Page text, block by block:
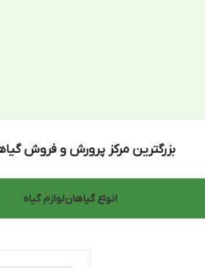
پرورش و فروش گیاهان آبزی در ایران
لوازم گیاه